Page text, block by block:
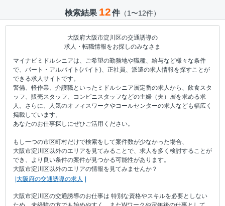
検索結果 12件（1〜12件）
大阪府大阪市淀川区の交通誘導の
求人・転職情報をお探しのみなさま
マイナビミドルシニアは、ご希望の勤務地や職種、給与など様々な条件
で、パート・アルバイト(バイト)、正社員、派遣の求人情報を探すことが
できる求人サイトです。
警備、軽作業、介護職といったミドルシニア層定番の求人から、飲食スタ
ッフ、販売スタッフ、コンビニスタッフなどの主婦（夫）層を求める求
人。さらに、人気のオフィスワークやコールセンターの求人なども幅広く
掲載しています。
あなたのお仕事探しにぜひご活用ください。
もし一つの市区町村だけで検索をして案件数が少なかった場合、
大阪市淀川区以外のエリアを見てみることで、求人を多く検討することが
でき、より良い条件の案件が見つかる可能性があります。
大阪市淀川区以外のエリアの情報を見てみませんか？
大阪府の交通誘導の求人
大阪市淀川区の交通誘導のお仕事は 特別な資格やスキルを必要としない